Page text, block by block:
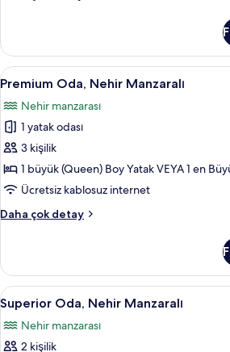
fazla
detay
Premium
Oda,
Nehir
Manzaralı
için
tüm
fotoğrafları
25
Premium Oda, Nehir Manzaralı
Nehir manzarası
1 yatak odası
3 kişilik
1 büyük (Queen) Boy Yatak VEYA 1 en
Ücretsiz kablosuz internet
Daha çok detay
Premium
hakkında
daha
fazla
detay
Superior
Oda,
Nehir
Anti
15
Superior Oda, Nehir Manzaralı
Nehir manzarası
2 kişilik